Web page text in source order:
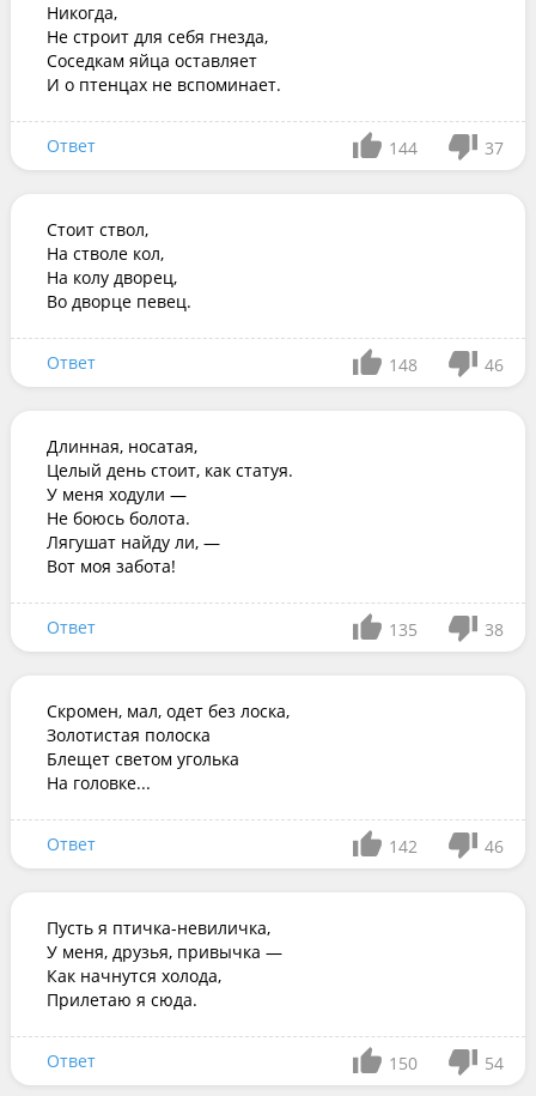
Никогда,
Не строит для себя гнезда,
Соседкам яйца оставляет
И о птенцах не вспоминает.
Ответ 144 37
Стоит ствол,
На стволе кол,
На колу дворец,
Во дворце певец.
Ответ 148 46
Длинная, носатая,
Целый день стоит, как статуя.
У меня ходули —
Не боюсь болота.
Лягушат найду ли, —
Вот моя забота!
Ответ 135 38
Скромен, мал, одет без лоска,
Золотистая полоска
Блещет светом уголька
На головке...
Ответ 142 46
Пусть я птичка-невиличка,
У меня, друзья, привычка —
Как начнутся холода,
Прилетаю я сюда.
Ответ 150 54